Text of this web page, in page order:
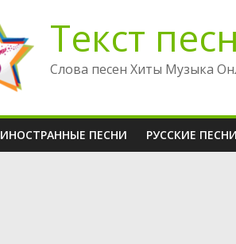
Текст
Слова песен Хиты Музыка
ИНОСТРАННЫЕ ПЕСНИ РУССКИЕ ПЕСНИ